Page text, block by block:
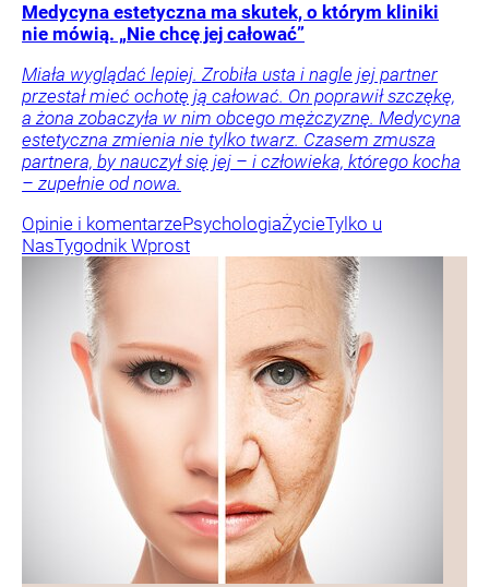
Medycyna estetyczna ma skutek, o którym kliniki
nie mówią. „Nie chcę jej całować”
Miała wyglądać lepiej. Zrobiła usta i nagle jej partner
przestał mieć ochotę ją całować. On poprawił szczękę,
a żona zobaczyła w nim obcego mężczyznę. Medycyna
estetyczna zmienia nie tylko twarz. Czasem zmusza
partnera, by nauczył się jej – i człowieka, którego kocha
– zupełnie od nowa.
Opinie i komentarzePsychologiaŻycieTylko u
NasTygodnik Wprost